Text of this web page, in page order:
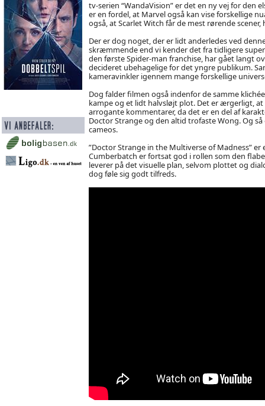
tv-serien “WandaVision” er det en ny vej for
er en fordel, at Marvel også kan vise forskellige
også, at Scarlet Witch får de mest rørende
Der er dog noget, der er lidt anderledes ved
skræmmende end vi kender det fra tidligere
den første Spider-man franchise, har gået langt
decideret ubehagelige for det yngre publikum.
kameravinkler igennem mange forskellige
Dog falder filmen også indenfor de samme
kampe og et lidt halvsløjt plot. Det er ærgerligt,
arrogante kommentarer, da det er en del af
Doctor Strange og den altid trofaste Wong. Og
cameos.
”Doctor Strange in the Multiverse of Madness”
Cumberbatch er fortsat god i rollen som den
leverer på det visuelle plan, selvom plottet og
dog føle sig godt tilfreds.